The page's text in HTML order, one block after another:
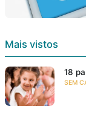
Mais vistos
18
SEM